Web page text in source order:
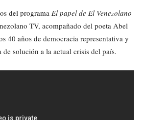
del programa El papel de El Venezolano
TV, acompañado del poeta Abel
40 años de democracia representativa y
de solución a la actual crisis del país.